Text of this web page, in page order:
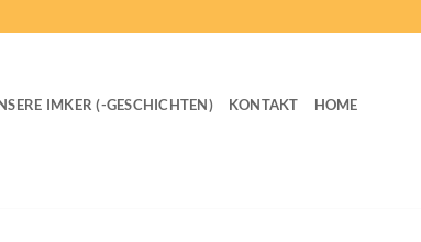
IMKER (-GESCHICHTEN) KONTAKT HOME